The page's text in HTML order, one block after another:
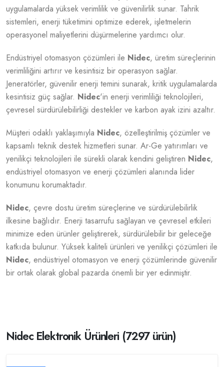
uygulamalarda yüksek verimlilik ve güvenilirlik sunar. Tahrik
sistemleri, enerji tüketimini optimize ederek, işletmelerin
operasyonel maliyetlerini düşürmelerine yardımcı olur.
Endüstriyel otomasyon çözümleri ile Nidec, üretim süreçlerinin
verimliliğini artırır ve kesintisiz bir operasyon sağlar.
Jeneratörler, güvenilir enerji temini sunarak, kritik uygulamalarda
kesintisiz güç sağlar. Nidec'in enerji verimliliği teknolojileri,
çevresel sürdürülebilirliği destekler ve karbon ayak izini azaltır.
Müşteri odaklı yaklaşımıyla Nidec, özelleştirilmiş çözümler ve
kapsamlı teknik destek hizmetleri sunar. Ar-Ge yatırımları ve
yenilikçi teknolojileri ile sürekli olarak kendini geliştiren Nidec,
endüstriyel otomasyon ve enerji çözümleri alanında lider
konumunu korumaktadır.
Nidec, çevre dostu üretim süreçlerine ve sürdürülebilirlik
ilkesine bağlıdır. Enerji tasarrufu sağlayan ve çevresel etkileri
minimize eden ürünler geliştirerek, sürdürülebilir bir geleceğe
katkıda bulunur. Yüksek kaliteli ürünleri ve yenilikçi çözümleri ile
Nidec, endüstriyel otomasyon ve enerji çözümlerinde güvenilir
bir ortak olarak global pazarda önemli bir yer edinmiştir.
Nidec Elektronik Ürünleri (7297 ürün)